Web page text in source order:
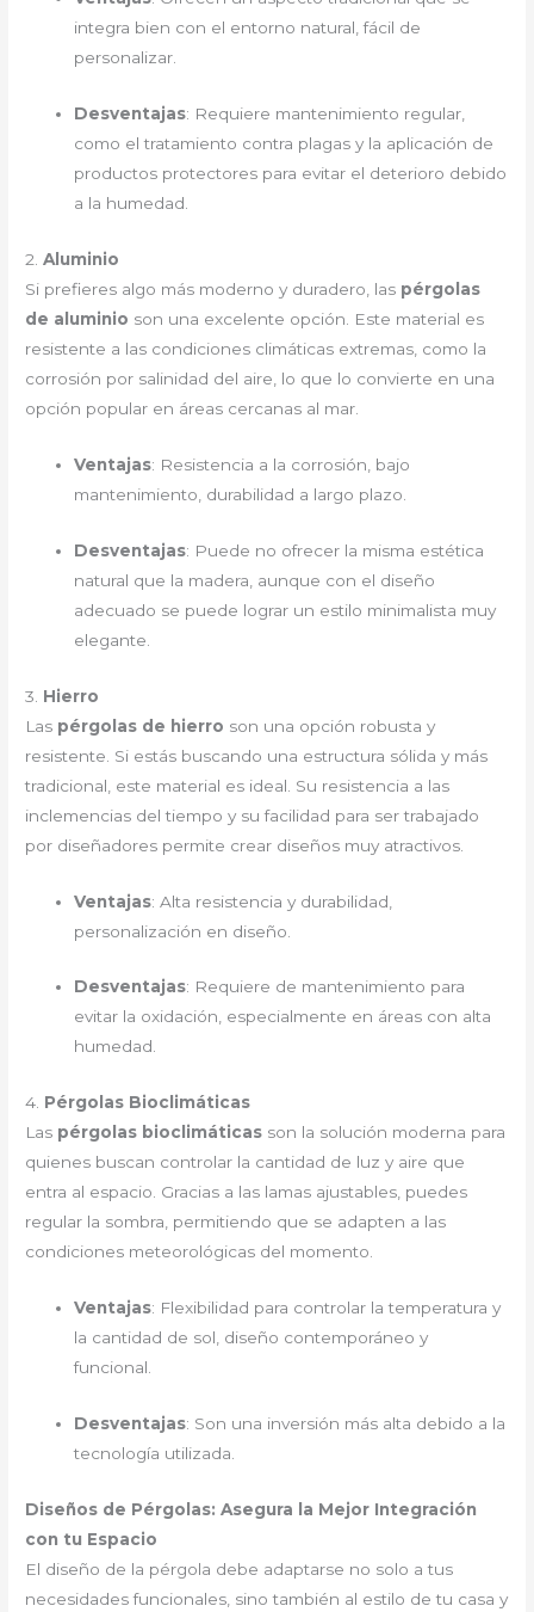
integra bien con el entorno natural, fácil de
personalizar.
Desventajas: Requiere mantenimiento regular,
como el tratamiento contra plagas y la aplicación de
productos protectores para evitar el deterioro debido
a la humedad.
2.Aluminio
Si prefieres algo más moderno y duradero, las pérgolas
de aluminio son una excelente opción. Este material es
resistente a las condiciones climáticas extremas, como la
corrosión por salinidad del aire, lo que lo convierte en una
opción popular en áreas cercanas al mar.
Ventajas: Resistencia a la corrosión, bajo
mantenimiento, durabilidad a largo plazo.
Desventajas: Puede no ofrecer la misma estética
natural que la madera, aunque con el diseño
adecuado se puede lograr un estilo minimalista muy
elegante.
3. Hierro
Las pérgolas de hierro son una opción robusta y
resistente. Si estás buscando una estructura sólida y más
tradicional, este material es ideal. Su resistencia a las
inclemencias del tiempo y su facilidad para ser trabajado
por diseñadores permite crear diseños muy atractivos.
Ventajas: Alta resistencia y durabilidad,
personalización en diseño.
Desventajas: Requiere de mantenimiento para
evitar la oxidación, especialmente en áreas con alta
humedad.
4. Pérgolas Bioclimáticas
Las pérgolas bioclimáticas son la solución moderna para
quienes buscan controlar la cantidad de luz y aire que
entra al espacio. Gracias a las lamas ajustables, puedes
regular la sombra, permitiendo que se adapten a las
condiciones meteorológicas del momento.
Ventajas: Flexibilidad para controlar la temperatura y
la cantidad de sol, diseño contemporáneo y
funcional.
Desventajas: Son una inversión más alta debido a la
tecnología utilizada.
Diseños de Pérgolas: Asegura la Mejor Integración
con tu Espacio
El diseño de la pérgola debe adaptarse no solo a tus
necesidades funcionales, sino también al estilo de tu casa y